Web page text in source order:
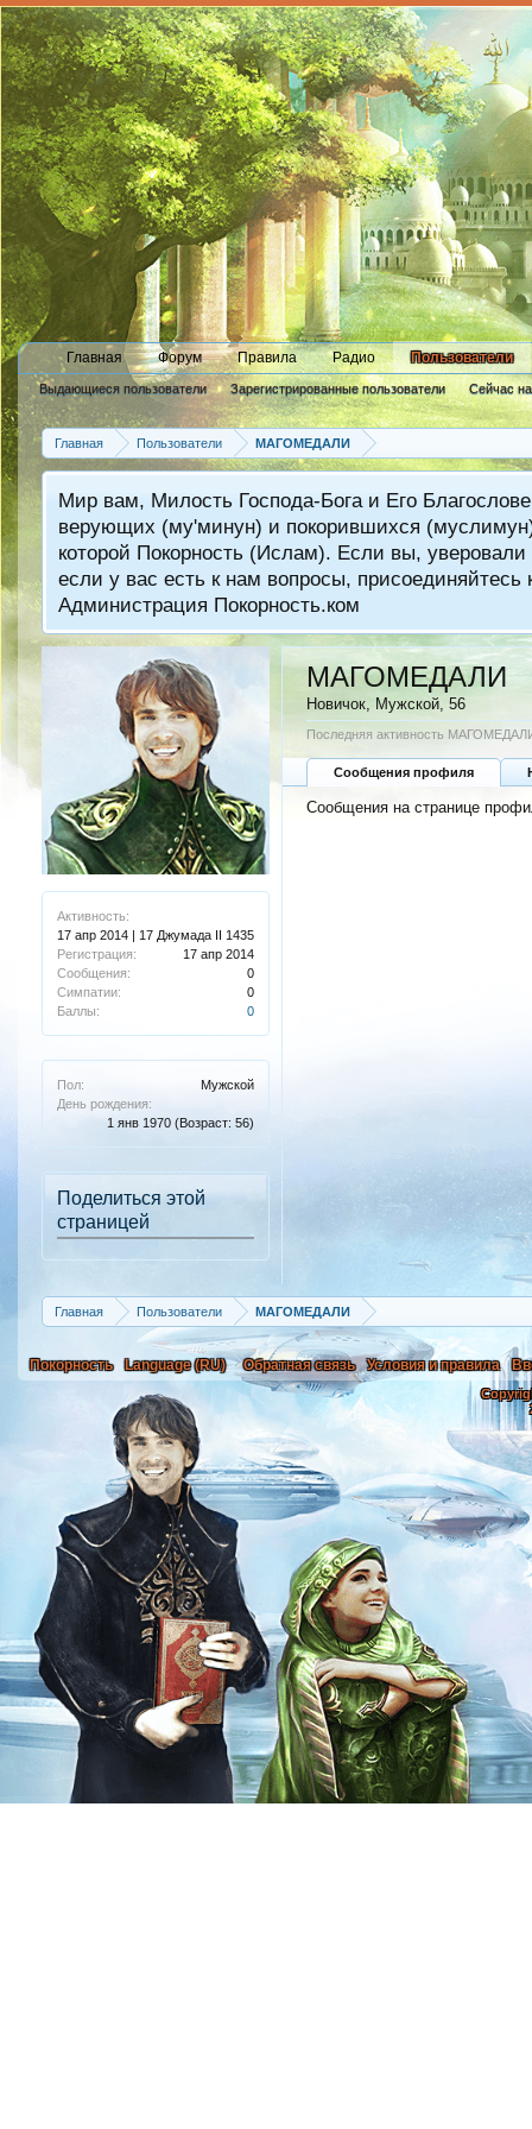
Главная Форум Правила Радио Пользователи
Выдающиеся пользователи Зарегистрированные пользователи Сейчас
Новые сообщения профиля
Главная
Пользователи MAГОМЕДАЛИ
Мир вам, Милость Господа-Бога и Его
верующих (му'минун) и покорившихся
которой Покорность (Ислам). Если вы,
если у вас есть к нам вопросы,
Администрация Покорность.ком
Активность:
17 апр 2014 | 17 Джумада II 1435
Регистрация:
17 апр 2014
Сообщения:
0
Симпатии:
0
Баллы:
0
Пол:
Мужской
День рождения:
1 янв 1970 (Возраст: 56)
Поделиться этой
страницей
MAГОМЕДАЛИ
Новичок , Мужской, 56
Последняя активность
Сообщения профиля
Сообщения на странице
Главная Пользователи MAГОМЕДАЛИ
Покорность Language (RU) Обратная связь Условия и правила